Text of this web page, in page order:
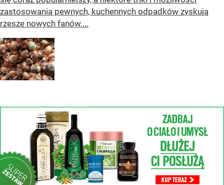
zastosowania pewnych, kuchennych odpadków zyskują
rzesze nowych fanów....